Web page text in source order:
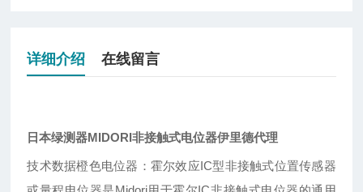
详细介绍 在线留言
日本绿测器MIDORI非接触式电位器伊里德代理
技术数据橙色电位器：霍尔效应IC型非接触式位置传感器